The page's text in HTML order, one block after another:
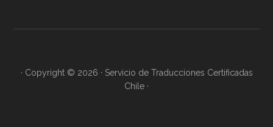
· Copyright © 2026 · Servicio de Traducciones Certificadas
Chile ·